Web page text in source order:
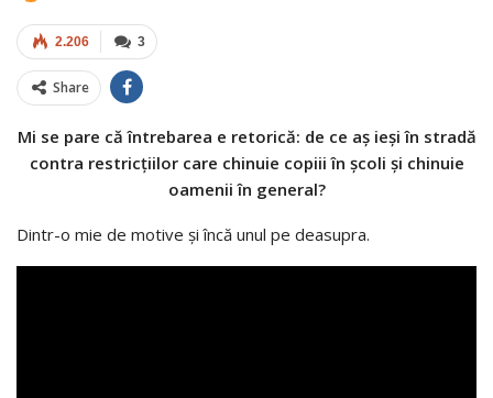
3
2.206
Share
Mi se pare că întrebarea e retorică: de ce aș ieși în stradă
contra restricțiilor care chinuie copiii în școli și chinuie
oamenii în general?
Dintr-o mie de motive și încă unul pe deasupra.